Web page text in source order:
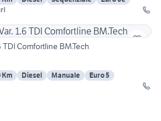
TDI Comfortline BM.Tech
Km Diesel Manuale
Euro 5